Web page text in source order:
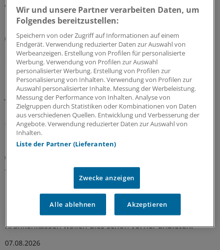
MEHR ZUM THEMA
Abrechnung
KV Rheinland-Pfalz rät prophylaktisch weiterhin
ePA-Befüllung abzurechnen
Honorar für ePA-Befüllung ist seit August Geschichte.
Nicht so bei den Zahnärzten, die dürfen noch bis
Jahresende. Das wollen KBV und KVen auch erreichen.
Doch hier gilt: Nur wer schreibt, der bleibt!
07.08.2026
App-basiertes Monitoring hilft Frauen mit
metastasiertem Brustkrebs
Der Innovationsausschuss beim Gemeinsamen
Bundesausschuss empfiehlt das Projekt „PRO B“ für
einen Transfer in die Regelversorgung. Drei
Krankenkassen wollen dies schon vorher anbieten.
07.08.2026
Wir und unsere Partner verarbeiten Daten, um
Folgendes bereitzustellen:
Speichern von oder Zugriff auf Informationen auf einem
Endgerät. Verwendung reduzierter Daten zur Auswahl von
Werbeanzeigen. Erstellung von Profilen für personalisierte
Werbung. Verwendung von Profilen zur Auswahl
personalisierter Werbung. Erstellung von Profilen zur
Personalisierung von Inhalten. Verwendung von Profilen zur
Auswahl personalisierter Inhalte. Messung der Werbeleistung.
Messung der Performance von Inhalten. Analyse von
Zielgruppen durch Statistiken oder Kombinationen von Daten
aus verschiedenen Quellen. Entwicklung und Verbesserung der
Angebote. Verwendung reduzierter Daten zur Auswahl von
Inhalten.
Liste der Partner (Lieferanten)
Zwecke anzeigen
Alle ablehnen Akzeptieren